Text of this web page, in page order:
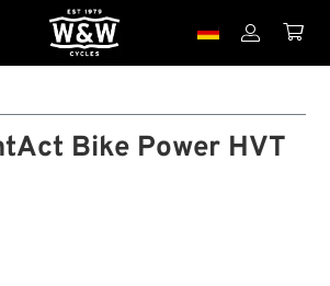
 
Bike Power HVT